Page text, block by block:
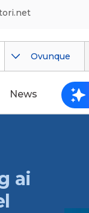
Ovunque
News
ai